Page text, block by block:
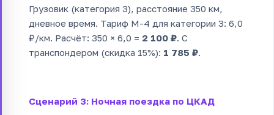
Грузовик (категория 3), расстояние 350 км,
дневное время. Тариф М-4 для категории 3: 6,0
₽/км. Расчёт: 350 × 6,0 = 2 100 ₽. С
транспондером (скидка 15%): 1 785 ₽.
Сценарий 3: Ночная поездка по ЦКАД